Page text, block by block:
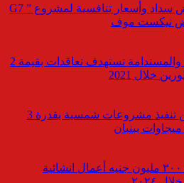
” marcon ” تقدم عروض سداد وأسعار تنافسية لمشروع ” G7
نيكست موف
“ES” للمبانى الخضراء والمستدامة تستهدف تعاقدات بقيمة 2
خلال 2021
Olptechegypt تنتهي من تنفيذ مشروعات شمسية بقدرة 3
” SAK ” للتطوير تضخ ٣٠٠ مليون جنيه أعمال انشائية